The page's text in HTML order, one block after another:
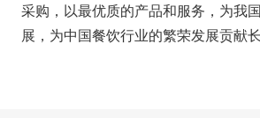
采购，以最优质的产品和服务，为我
展，为中国餐饮行业的繁荣发展贡献